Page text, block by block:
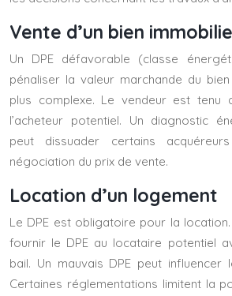
Vente d’un bien
Un DPE défavorable (classe
pénaliser la valeur marchande du
plus complexe. Le vendeur est tenu
l’acheteur potentiel. Un diagnostic
peut dissuader certains
négociation du prix de vente.
Location d’un logement
Le DPE est obligatoire pour la
fournir le DPE au locataire potentiel
bail. Un mauvais DPE peut influencer
Certaines réglementations limitent la